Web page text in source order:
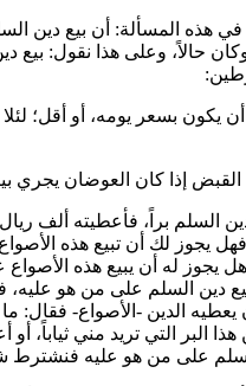
هذه المسألة: أن بيع دين
وكان حالاً، وعلى هذا نقول: بيع
يكون بسعر يومه، أو أقل؛
إذا كان العوضان يجري
السلم براً، فأعطيته ألف
يجوز لك أن تبيع هذه
يجوز له أن يبيع هذه الأصواع
دين السلم على من هو
يعطيه الدين -الأصواع- فقال:
البر التي تريد مني ثياباً، أو
السلم على من هو عليه